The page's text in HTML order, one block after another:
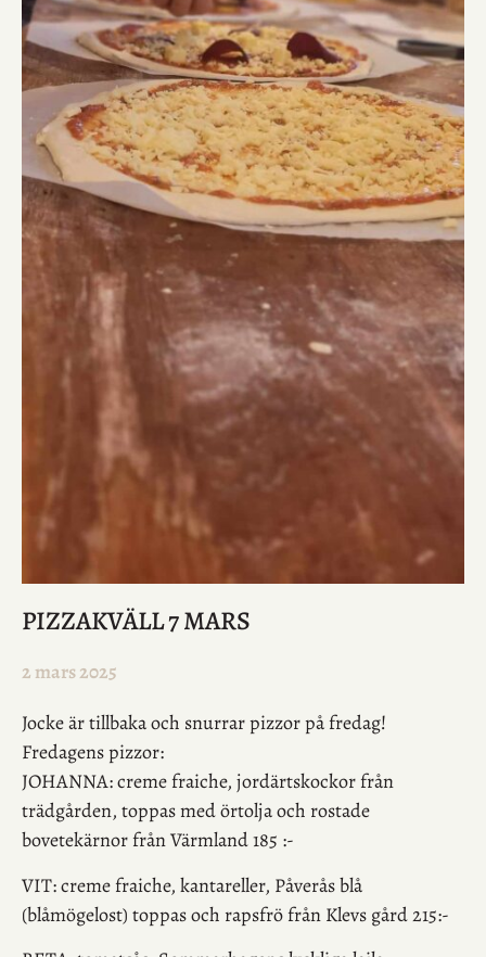
PIZZAKVÄLL 7 MARS
2 mars 2025
Jocke är tillbaka och snurrar pizzor på fredag!
Fredagens pizzor:
JOHANNA:creme fraiche, jordärtskockor från
trädgården, toppas med örtolja och rostade
bovetekärnor från Värmland 185 :-
VIT: creme fraiche, kantareller, Påverås blå
(blåmögelost) toppasoch rapsfrö från Klevs gård 215:-